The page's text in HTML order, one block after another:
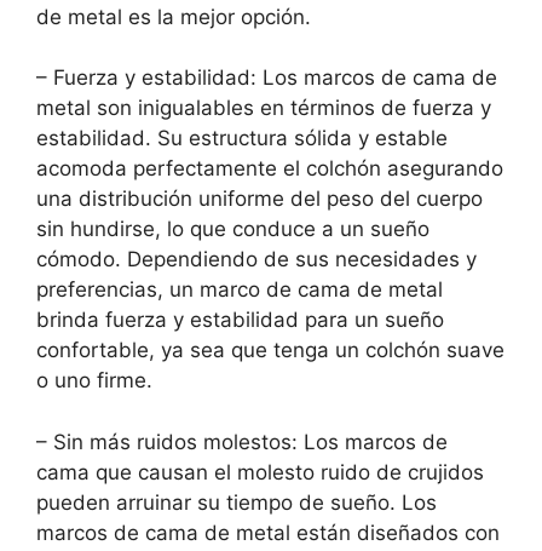
de metal es la mejor opción.
– Fuerza y estabilidad: Los marcos de cama de
metal son inigualables en términos de fuerza y
estabilidad. Su estructura sólida y estable
acomoda perfectamente el colchón asegurando
una distribución uniforme del peso del cuerpo
sin hundirse, lo que conduce a un sueño
cómodo. Dependiendo de sus necesidades y
preferencias, un marco de cama de metal
brinda fuerza y estabilidad para un sueño
confortable, ya sea que tenga un colchón suave
o uno firme.
– Sin más ruidos molestos: Los marcos de
cama que causan el molesto ruido de crujidos
pueden arruinar su tiempo de sueño. Los
marcos de cama de metal están diseñados con